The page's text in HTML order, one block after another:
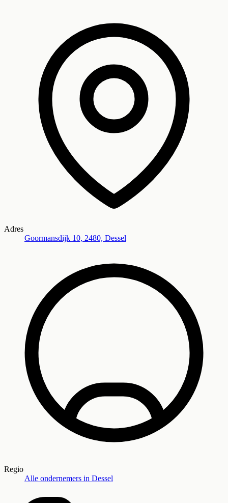
Adres
Goormansdijk 10, 2480, Dessel
Regio
Alle ondernemers in Dessel